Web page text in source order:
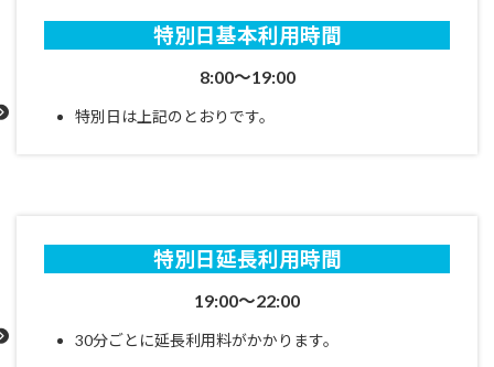
特別日基本利用時間
8:00～19:00
特別日は上記のとおりです。
特別日延長利用時間
19:00～22:00
30分ごとに延長利用料がかかります。